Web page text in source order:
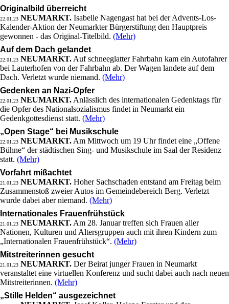
Originalbild überreicht
22.01.23 NEUMARKT. Isabelle Nagengast hat bei der Advents-Los-
Kalender-Aktion der Neumarkter Bürgerstiftung den Hauptpreis
gewonnen - das Original-Titelbild. (Mehr)
Auf dem Dach gelandet
22.01.23 NEUMARKT. Auf schneeglatter Fahrbahn kam ein Autofahrer
bei Lauterhofen von der Fahrbahn ab. Der Wagen landete auf dem
Dach. Verletzt wurde niemand. (Mehr)
Gedenken an Nazi-Opfer
22.01.23 NEUMARKT. Anlässlich des internationalen Gedenktags für
die Opfer des Nationalsozialismus findet in Neumarkt ein
Gedenkgottesdienst statt. (Mehr)
„Open Stage“ bei Musikschule
22.01.23 NEUMARKT. Am Mittwoch um 19 Uhr findet eine „Offene
Bühne“ der städtischen Sing- und Musikschule im Saal der Residenz
statt. (Mehr)
Vorfahrt mißachtet
21.01.23 NEUMARKT. Hoher Sachschaden entstand am Freitag beim
Zusammenstoß zweier Autos im Gemeindebereich Berg. Verletzt
wurde dabei aber niemand. (Mehr)
Internationales Frauenfrühstück
21.01.23 NEUMARKT. Am 28. Januar treffen sich Frauen aller
Nationen, Kulturen und Altersgruppen auch mit ihren Kindern zum
„Internationalen Frauenfrühstück“. (Mehr)
Mitstreiterinnen gesucht
21.01.23 NEUMARKT. Der Beirat junger Frauen in Neumarkt
veranstaltet eine virtuellen Konferenz und sucht dabei auch nach neuen
Mitstreiterinnen. (Mehr)
„Stille Helden“ ausgezeichnet